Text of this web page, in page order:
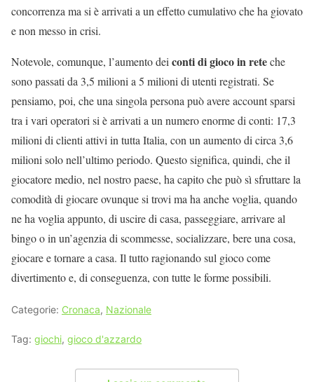
concorrenza ma si è arrivati a un effetto cumulativo che ha giovato
e non messo in crisi.
Notevole, comunque, l’aumento deiconti di gioco in reteche
sono passati da 3,5 milioni a 5 milioni di utenti registrati. Se
pensiamo, poi, che una singola persona può avere account sparsi
tra i vari operatori si è arrivati a un numero enorme di conti: 17,3
milioni di clienti attivi in tutta Italia, con un aumento di circa 3,6
milioni solo nell’ultimo periodo. Questo significa, quindi, che il
giocatore medio, nel nostro paese, ha capito che può sì sfruttare la
comodità di giocare ovunque si trovi ma ha anche voglia, quando
ne ha voglia appunto, di uscire di casa, passeggiare, arrivare al
bingo o in un’agenzia di scommesse, socializzare, bere una cosa,
giocare e tornare a casa. Il tutto ragionando sul gioco come
divertimento e, di conseguenza, con tutte le forme possibili.
Categorie: Cronaca, Nazionale
Tag: giochi, gioco d'azzardo